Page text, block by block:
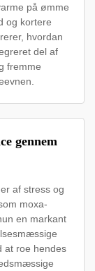
på ømme
og kortere
hvordan
del af
fremme
gennem
af stress og
moxa-
en markant
at roe hendes